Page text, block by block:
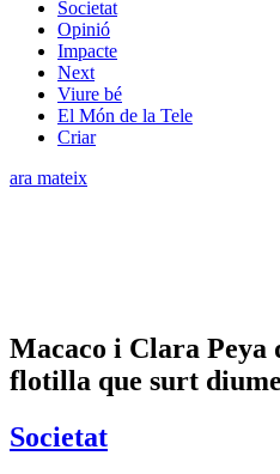
Societat
Opinió
Impacte
Next
Viure bé
El Món de la Tele
Criar
ara mateix
Macaco i Clara Peya
flotilla que surt
Societat